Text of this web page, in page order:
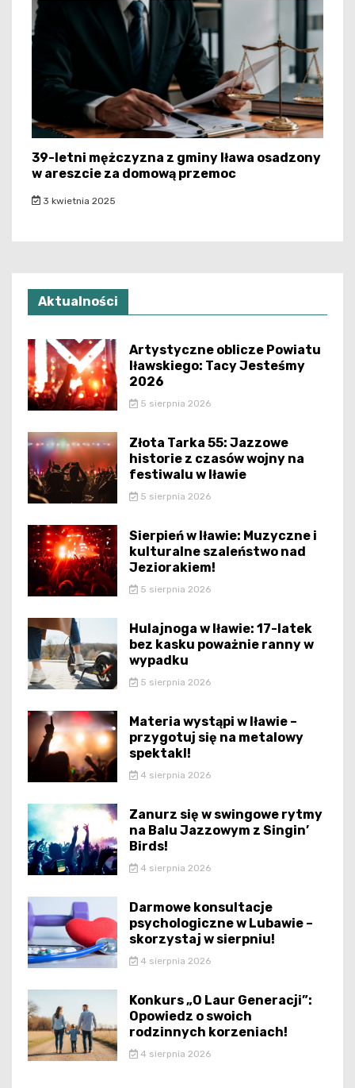
39-letni mężczyzna z gminy Iława osadzony
w areszcie za domową przemoc
3 kwietnia 2025
Aktualności
Artystyczne oblicze Powiatu
Iławskiego: Tacy Jesteśmy
2026
5 sierpnia 2026
Złota Tarka 55: Jazzowe
historie z czasów wojny na
festiwalu w Iławie
5 sierpnia 2026
Sierpień w Iławie: Muzyczne i
kulturalne szaleństwo nad
Jeziorakiem!
5 sierpnia 2026
Hulajnoga w Iławie: 17-latek
bez kasku poważnie ranny w
wypadku
5 sierpnia 2026
Materia wystąpi w Iławie –
przygotuj się na metalowy
spektakl!
4 sierpnia 2026
Zanurz się w swingowe rytmy
na Balu Jazzowym z Singin’
Birds!
4 sierpnia 2026
Darmowe konsultacje
psychologiczne w Lubawie –
skorzystaj w sierpniu!
4 sierpnia 2026
Konkurs „O Laur Generacji”:
Opowiedz o swoich
rodzinnych korzeniach!
4 sierpnia 2026